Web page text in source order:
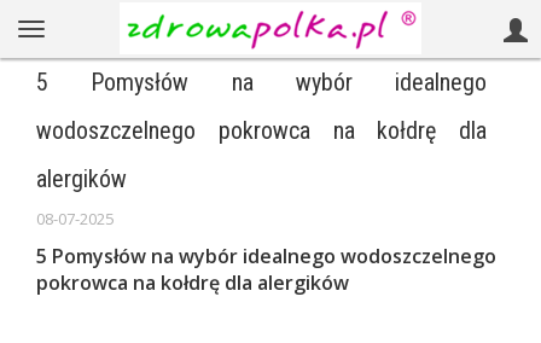
5 Pomysłów na wybór idealnego
wodoszczelnego pokrowca na kołdrę dla
alergików
08-07-2025
5 Pomysłów na wybór idealnego wodoszczelnego
pokrowca na kołdrę dla alergików